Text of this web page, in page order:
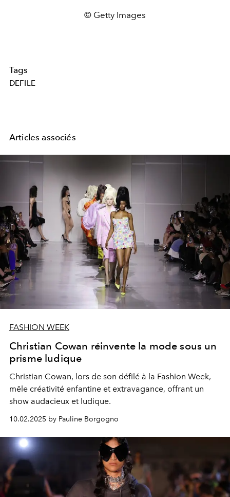
© Getty Images
Tags
DEFILE
Articles associés
FASHION WEEK
Christian Cowan réinvente la mode sous un
prisme ludique
Christian Cowan, lors de son défilé à la Fashion Week,
mêle créativité enfantine et extravagance, offrant un
show audacieux et ludique.
10.02.2025 by Pauline Borgogno